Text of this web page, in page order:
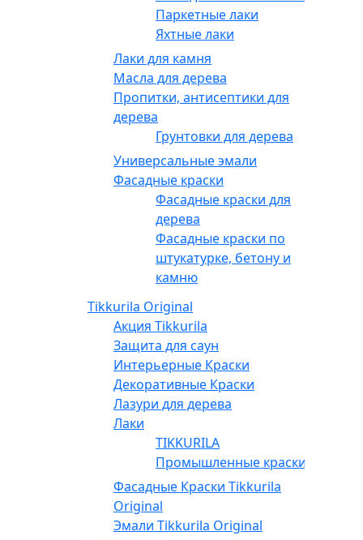
Паркетные лаки
Яхтные лаки
Лаки для камня
Масла для дерева
Пропитки, антисептики для
дерева
Грунтовки для дерева
Универсальные эмали
Фасадные краски
Фасадные краски для
дерева
Фасадные краски по
штукатурке, бетону и
камню
Tikkurila Original
Акция Tikkurila
Защита для саун
Интерьерные Краски
Декоративные Краски
Лазури для дерева
Лаки
TIKKURILA
Промышленные краски
Фасадные Краски Tikkurila
Original
Эмали Tikkurila Original